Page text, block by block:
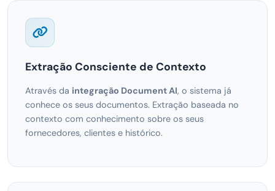
Extração Consciente de Contexto
Através da integração Document AI, o sistema já
conhece os seus documentos. Extração baseada no
contexto com conhecimento sobre os seus
fornecedores, clientes e histórico.